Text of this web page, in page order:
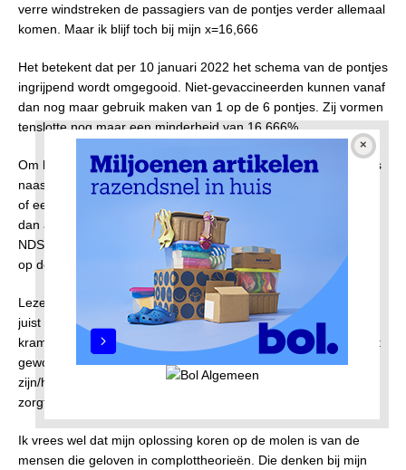
verre windstreken de passagiers van de pontjes verder allemaal
komen. Maar ik blijf toch bij mijn x=16,666
Het betekent dat per 10 januari 2022 het schema van de pontjes
ingrijpend wordt omgegooid. Niet-gevaccineerden kunnen vanaf
dan nog maar gebruik maken van 1 op de 6 pontjes. Zij vormen
tenslotte nog maar een minderheid van 16,666%
Om het voor de passagiers duidelijk te maken zullen de pontjes
naast het bord met F1, F2… t/m F7 ook nog een bord met 0G,
of een bord met 2G+3G aan de reling hangen. Wel pech als je
dan als niet-gevaccineerde net het pontje van 9 uur vanaf het
NDSM naar het CS mist, de F7 / 0G. Moet je drie uur wachten
op de volgende.
Lezers denken nu misschien dat mijn oplossing de tweedeling
juist in stand houdt. Mijn repliek: in plaats van die tweedeling
krampachtig te ontkennen, te bestrijden of te bagatelliseren het
gewoon als een gegeven beschouwen. (Want wie heeft in
zijn/haar eigen leven niet ervaren dat corona voor tweespalt
zorgt in families en tussen vrienden?)
Ik vrees wel dat mijn oplossing koren op de molen is van de
mensen die geloven in complottheorieën. Die denken bij mijn